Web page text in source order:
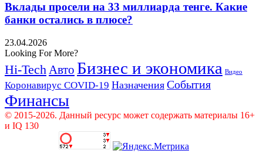
Вклады просели на 33 миллиарда тенге. Какие
банки остались в плюсе?
23.04.2026
Looking For More?
Hi-Tech Авто Бизнес и экономика Видео
Коронавирус COVID-19 Назначения События
Финансы
© 2015-2026. Данный ресурс может содержать материалы 16+
и IQ 130